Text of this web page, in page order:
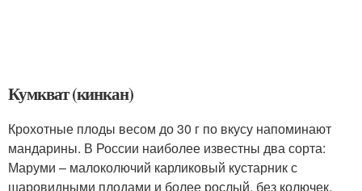
Кумкват (кинкан)
Крохотные плоды весом до 30 г по вкусу напоминают
мандарины. В России наиболее известны два сорта:
Маруми – малоколючий карликовый кустарник с
шаровидными плодами и более рослый, без колючек,